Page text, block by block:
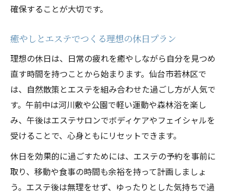
確保することが大切です。
癒やしとエステでつくる理想の休日プラン
理想の休日は、日常の疲れを癒やしながら自分を見つめ
直す時間を持つことから始まります。仙台市若林区で
は、自然散策とエステを組み合わせた過ごし方が人気で
す。午前中は河川敷や公園で軽い運動や森林浴を楽し
み、午後はエステサロンでボディケアやフェイシャルを
受けることで、心身ともにリセットできます。
休日を効果的に過ごすためには、エステの予約を事前に
取り、移動や食事の時間も余裕を持って計画しましょ
う。エステ後は無理をせず、ゆったりとした気持ちで過